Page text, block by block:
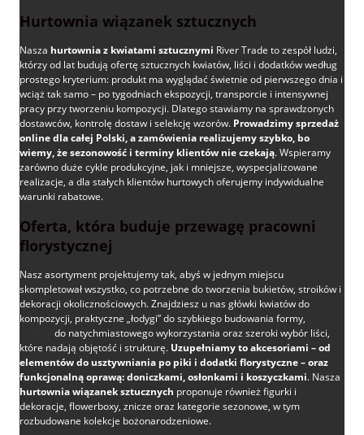
Hurtownia wiązanek sztucznych
Nasza hurtownia z kwiatami sztucznymi River Trade to zespół ludzi,
którzy od lat budują ofertę sztucznych kwiatów, liści i dodatków według
prostego kryterium: produkt ma wyglądać świetnie od pierwszego dnia i
wciąż tak samo – po tygodniach ekspozycji, transporcie i intensywnej
pracy przy tworzeniu kompozycji. Dlatego stawiamy na sprawdzonych
dostawców, kontrolę dostaw i selekcję wzorów. Prowadzimy sprzedaż
online dla całej Polski, a zamówienia realizujemy szybko, bo
wiemy, że sezonowość i terminy klientów nie czekają. Wspieramy
zarówno duże cykle produkcyjne, jak i mniejsze, wyspecjalizowane
realizacje, a dla stałych klientów hurtowych oferujemy indywidualne
warunki rabatowe.
Oferta, która buduje przewagę pracowni
florystycznej
Nasz asortyment projektujemy tak, abyś w jednym miejscu
skompletował wszystko, co potrzebne do tworzenia bukietów, stroików i
dekoracji okolicznościowych. Znajdziesz u nas główki kwiatów do
kompozycji, praktyczne „łodygi” do szybkiego budowania formy,
do natychmiastowego wykorzystania oraz szeroki wybór liści,
które nadają objętość i strukturę. Uzupełniamy to akcesoriami – od
elementów do usztywniania po piki i dodatki florystyczne – oraz
funkcjonalną oprawą: doniczkami, osłonkami i koszyczkami. Nasza
hurtownia wiązanek sztucznych proponuje również figurki i
dekoracje, flowerboxy, znicze oraz kategorie sezonowe, w tym
rozbudowane kolekcje bożonarodzeniowe.